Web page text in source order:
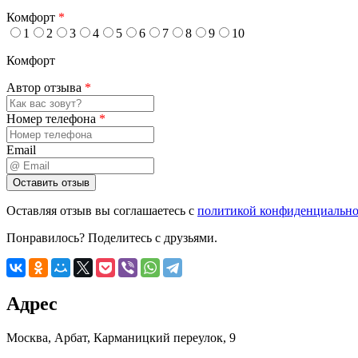
Комфорт *
1
2 3 4 5 6 7 8 9
10
Комфорт
Автор отзыва *
Номер телефона *
Email
Оставляя отзыв вы соглашаетесь с политикой
Понравилось? Поделитесь с друзьями.
Адрес
Москва, Арбат, Карманицкий переулок, 9